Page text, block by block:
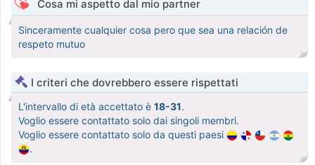
Cosa mi aspetto dal mio partner
Sinceramente cualquier cosa pero que sea una relación de
respeto mutuo
I criteri che dovrebbero essere rispettati
L'intervallo di età accettato è 18-31.
Voglio essere contattato solo dai singoli membri.
Voglio essere contattato solo da questi paesi
.